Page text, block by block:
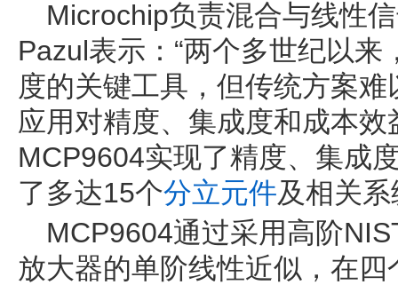
Microchip负责混合与线性
Pazul表示：“两个多世纪以
度的关键工具，但传统方案
应用对精度、集成度和成本
MCP9604实现了精度、集成
了多达15个分立元件及相关
MCP9604通过采用高阶
放大器的单阶线性近似，在